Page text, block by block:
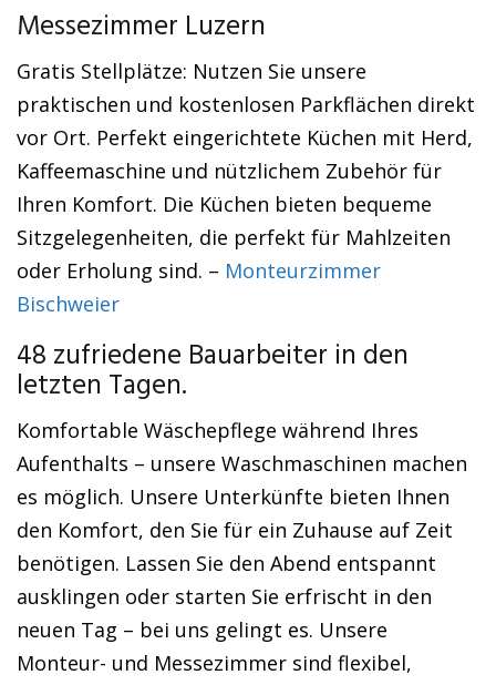
Messezimmer Luzern
Gratis Stellplätze: Nutzen Sie unsere
praktischen und kostenlosen Parkflächen direkt
vor Ort. Perfekt eingerichtete Küchen mit Herd,
Kaffeemaschine und nützlichem Zubehör für
Ihren Komfort. Die Küchen bieten bequeme
Sitzgelegenheiten, die perfekt für Mahlzeiten
oder Erholung sind. – Monteurzimmer
Bischweier
48 zufriedene Bauarbeiter in den
letzten Tagen.
Komfortable Wäschepflege während Ihres
Aufenthalts – unsere Waschmaschinen machen
es möglich. Unsere Unterkünfte bieten Ihnen
den Komfort, den Sie für ein Zuhause auf Zeit
benötigen. Lassen Sie den Abend entspannt
ausklingen oder starten Sie erfrischt in den
neuen Tag – bei uns gelingt es. Unsere
Monteur- und Messezimmer sind flexibel,